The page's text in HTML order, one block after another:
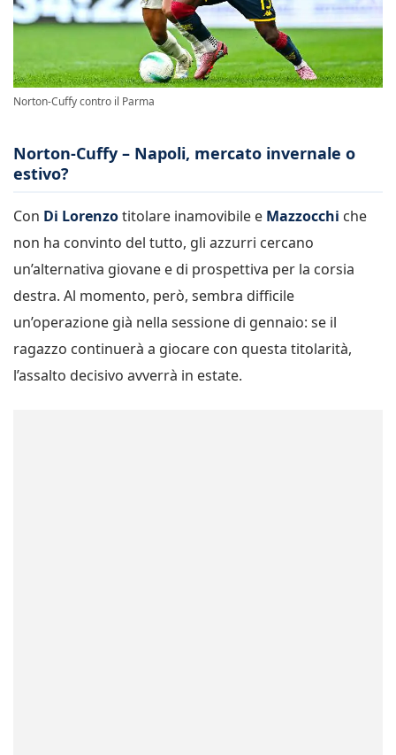
Norton-Cuffy contro il Parma
Norton-Cuffy – Napoli, mercato invernale o
estivo?
Con Di Lorenzotitolare inamovibile e Mazzocchi che
non ha convinto del tutto, gli azzurri cercano
un’alternativa giovane e di prospettiva per la corsia
destra. Al momento, però, sembra difficile
un’operazione già nella sessione di gennaio: se il
ragazzo continuerà a giocare con questa titolarità,
l’assalto decisivo avverrà in estate.